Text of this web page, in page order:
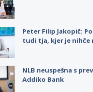
Peter Filip Jakopič:
tudi tja, kjer je nihče
NLB neuspešna s
Addiko Bank